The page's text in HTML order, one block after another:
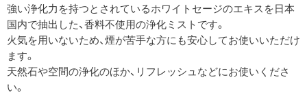
強い浄化力を持つとされているホワイトセージのエキスを日本
国内で抽出した、香料不使用の浄化ミストです。
火気を用いないため、煙が苦手な方にも安心してお使いいただけ
ます。
天然石や空間の浄化のほか、リフレッシュなどにお使いくださ
い。